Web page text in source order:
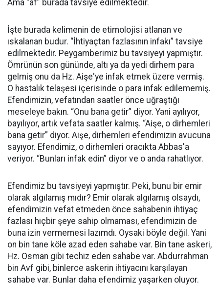
Ama “af” burada tavsiye edilmektedir.
İşte burada kelimenin de etimolojisi atlanan ve
ıskalanan budur. “İhtiyaçtan fazlasının infakı” tavsiye
edilmektedir. Peygamberimiz bu tavsiyeyi yapmıştır.
Ömrünün son gününde, altı ya da yedi dirhem para
gelmiş onu da Hz. Aişe'ye infak etmek üzere vermiş.
O hastalık telaşesi içerisinde o para infak edilememiş.
Efendimizin, vefatından saatler önce uğraştığı
meseleye bakın. “Onu bana getir” diyor. Yani ayılıyor,
bayılıyor, artık vefata saatler kalmış. “Aişe, o dirhemleri
bana getir” diyor. Aişe, dirhemleri efendimizin avucuna
sayıyor. Efendimiz, o dirhemleri oracıkta Abbas'a
veriyor. “Bunları infak edin” diyor ve o anda rahatlıyor.
Efendimiz bu tavsiyeyi yapmıştır. Peki, bunu bir emir
olarak algılamış mıdır? Emir olarak algılamış olsaydı,
efendimizin vefat etmeden önce sahabenin ihtiyaç
fazlası hiçbir şeye sahip olmaması, efendimizin de
buna izin vermemesi lazımdı. Oysaki böyle değil. Yani
on bin tane köle azad eden sahabe var. Bin tane askeri,
Hz. Osman gibi techiz eden sahabe var. Abdurrahman
bin Avf gibi, binlerce askerin ihtiyacını karşılayan
sahabe var. Bunlar daha efendimiz yaşarken oluyor.